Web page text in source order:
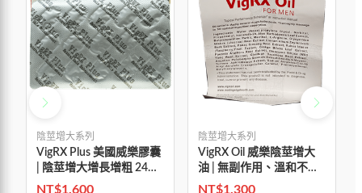
陰莖增大系列
VigRX Plus 美國威樂膠囊
| 陰莖增大增長增粗 24顆/
盒
NT$1,600
陰莖增大系列
VigRX Oil 威樂陰莖增大
油 | 無副作用、溫和不刺
激
NT$1,300